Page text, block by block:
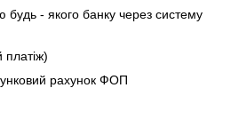
будь - якого банку через систему
рахунок ФОП